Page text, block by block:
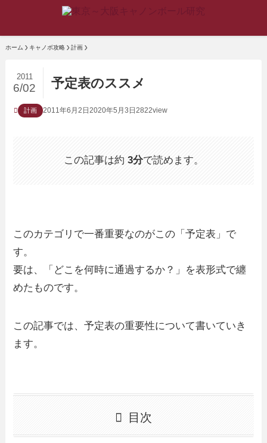
ホーム キャノボ攻略 計画
予定表のススメ
2011
6/02
計画 2011年6月2日 2020年5月3日 2822view
この記事は約 3分で読めます。
このカテゴリで一番重要なのがこの「予定表」で
す。
要は、「どこを何時に通過するか？」を表形式で纏
めたものです。
この記事では、予定表の重要性について書いていき
ます。
目次